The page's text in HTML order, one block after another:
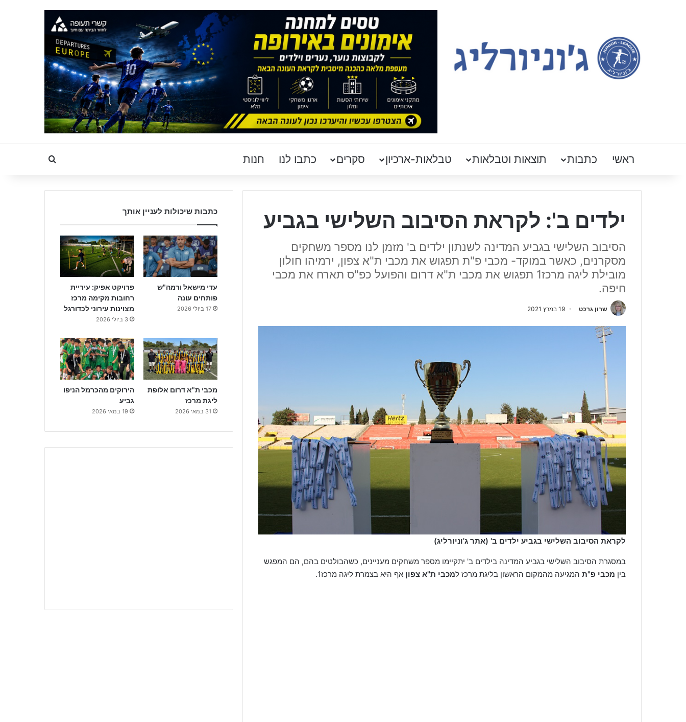
ראשי כתבות תוצאות וטבלאות טבלאות-ארכיון סקרים כתבו לנו חנות Search for
ילדים ב': לקראת הסיבוב השלישי בגביע
הסיבוב השלישי בגביע המדינה לשנתון ילדים ב' מזמן לנו מספר משחקים
מסקרנים, כאשר במוקד- מכבי פ"ת תפגוש את מכבי ת"א צפון, ירמיהו חולון
מובילת ליגה מרכז1 תפגוש את מכבי ת"א דרום והפועל כפ"ס תארח את מכבי
חיפה.
שרון גרכט 19 במרץ 2021
לקראת הסיבוב השלישי בגביע ילדים ב' (אתר ג'וניורליג)
במסגרת הסיבוב השלישי בגביע המדינה בילדים ב' יתקיימו מספר משחקים מעניינים, כשהבולטים בהם, הם המפגש
בין מכבי פ"ת המגיעה מהמקום הראשון בליגת מרכז למכבי ת"א צפון אף היא בצמרת ליגה מרכז1.
כתבות שיכולות לעניין אותך
עדי מישאל ורמה"ש
פותחים עונה
17 ביולי 2026
פרויקט אפיק: עיריית
רחובות מקימה מרכז
מצוינות עירוני לכדורגל
3 ביולי 2026
מכבי ת"א דרום אלופת
ליגת מרכז
31 במאי 2026
הירוקים מהכרמל הניפו
גביע
19 במאי 2026